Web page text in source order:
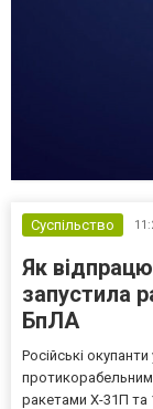
Суспільство
Як
запустила
БпЛА
Російські
ракетами Х-31П